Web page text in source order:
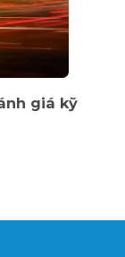
giá kỹ